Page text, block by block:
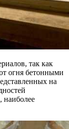
так как
огня бетонными
на
наиболее